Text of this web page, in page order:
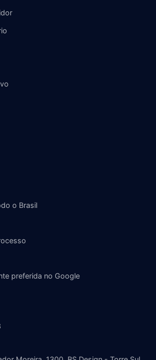
o Brasil
preferida no Google